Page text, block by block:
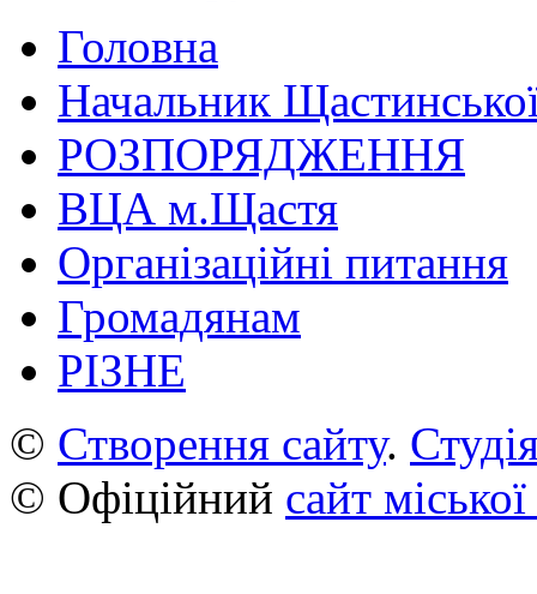
Головна
Начальник
РОЗПОРЯДЖЕННЯ
ВЦА м.Щастя
Організаційні питання
Громадянам
РІЗНЕ
© Створення сайту.
© Офіційний сайт